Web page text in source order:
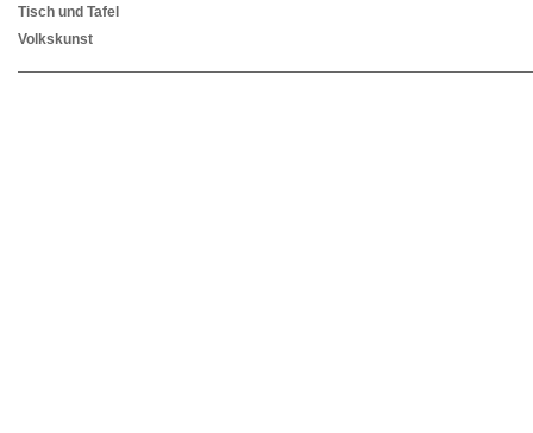
Tisch und Tafel
Volkskunst